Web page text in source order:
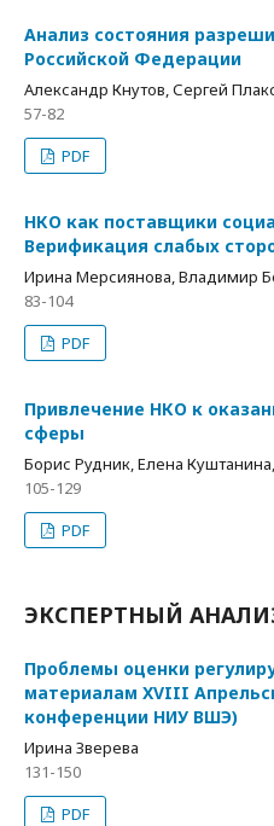
Анализ состояния
Российской Федерации
Александр Кнутов, Сергей
57-82
PDF
НКО как поставщики
Верификация слабых
Ирина Мерсиянова, Владимир
83-104
PDF
Привлечение НКО к
сферы
Борис Рудник, Елена
105-129
PDF
ЭКСПЕРТНЫЙ
Проблемы оценки
материалам XVIII
конференции НИУ ВШЭ)
Ирина Зверева
131-150
PDF